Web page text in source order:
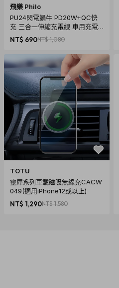
飛樂 Philo
PU24閃電蝸牛 PD20W+QC快
充 三合一伸縮充電線 車用充電
器
NT$ 690NT$ 1,080
TOTU
靈犀系列車載磁吸無線充CACW
049(適用iPhone12或以上)
NT$ 1,290NT$ 1,580